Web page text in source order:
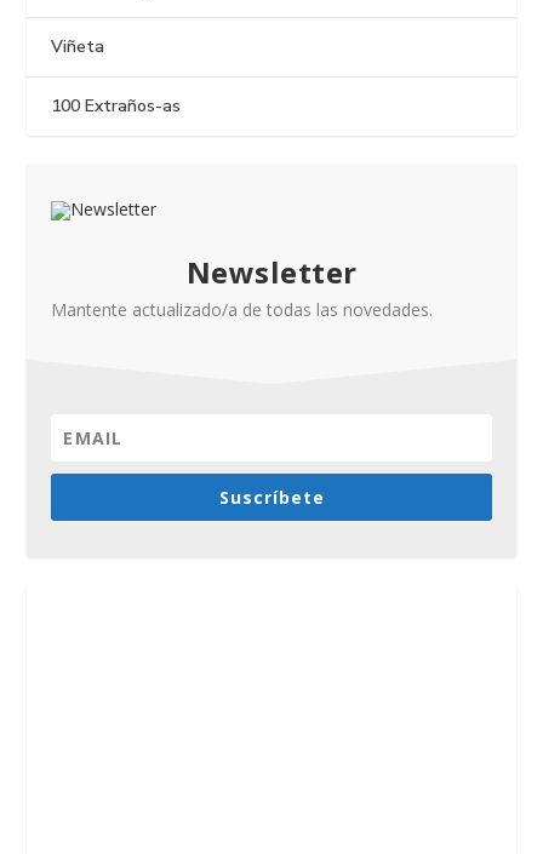
Viñeta
100 Extraños-as
Newsletter
Mantente actualizado/a de todas las novedades.
Suscríbete